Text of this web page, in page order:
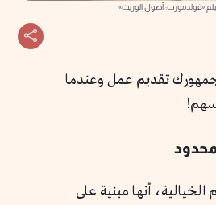
«فولدمورت: أصول الوريث»
تقديم عمل وعندما
أنها مبنية على